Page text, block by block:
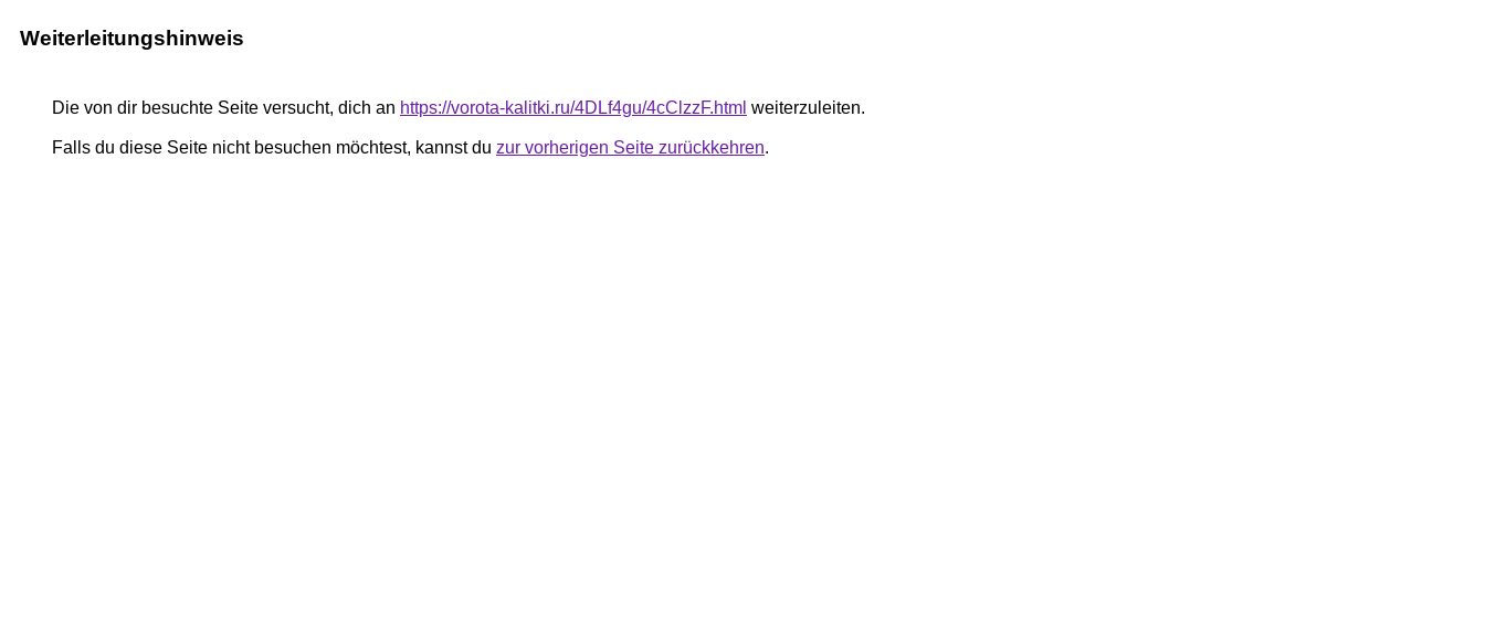
Weiterleitungshinweis
Die von dir besuchte Seite versucht, dich an https://vorota-kalitki.ru/4DLf4gu/4cClzzF.html weiterzuleiten.
Falls du diese Seite nicht besuchen möchtest, kannst du zur vorherigen Seite zurückkehren.